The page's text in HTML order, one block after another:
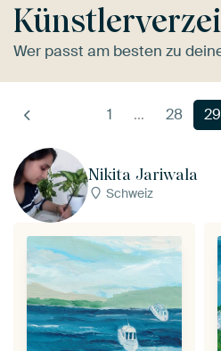
Wer passt am besten zu
1 … 28 29
Nikita Jariwala
Schweiz